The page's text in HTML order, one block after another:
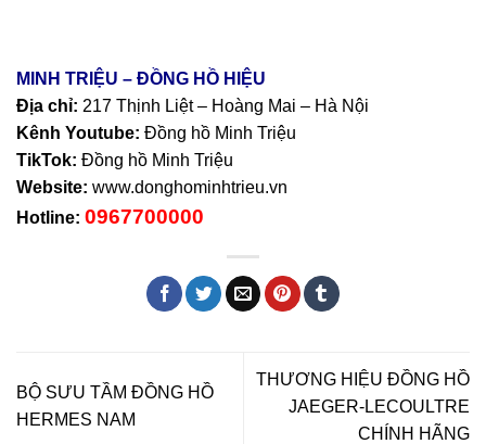
MINH TRIỆU – ĐỒNG HỒ HIỆU
Địa chỉ: 217 Thịnh Liệt – Hoàng Mai – Hà Nội
Kênh Youtube: Đồng hồ Minh Triệu
TikTok: Đồng hồ Minh Triệu
Website: www.donghominhtrieu.vn
Hotline: 0967700000
BỘ SƯU TẦM ĐỒNG HỒ
HERMES NAM
THƯƠNG HIỆU ĐỒNG HỒ
JAEGER-LECOULTRE
CHÍNH HÃNG